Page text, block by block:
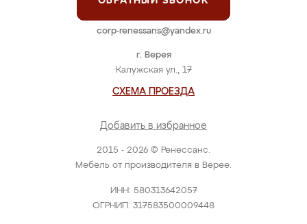
2015 - 2026 © Ренессанс.
Мебель от производителя в Верее.
ИНН: 580313642057
ОГРНИП: 317583500009448
г. Верея
Калужская ул., 17
СХЕМА ПРОЕЗДА
Добавить в избранное
corp-renessans@yandex.ru